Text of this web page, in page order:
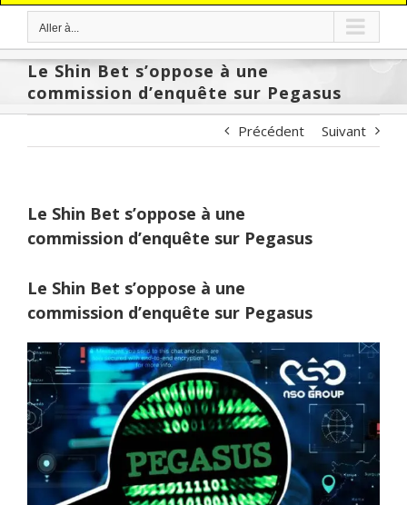
Aller à...
Le Shin Bet s’oppose à une
commission d’enquête sur Pegasus
Précédent Suivant
Le Shin Bet s’oppose à une
commission d’enquête sur Pegasus
Le Shin Bet s’oppose à une
commission d’enquête sur Pegasus